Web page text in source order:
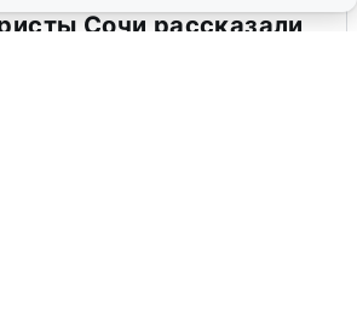
Сочи рассказали